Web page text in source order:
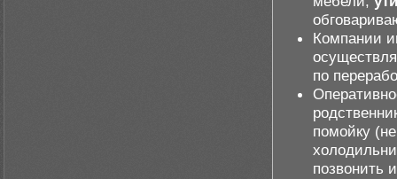
Компании
по
помойку
позвонить